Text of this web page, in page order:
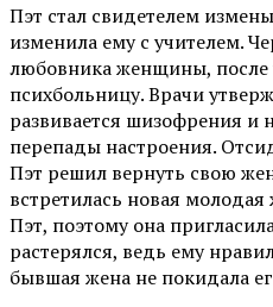
Пэт стал свидетелем
изменила ему с учителем.
любовника женщины, после
психбольницу. Врачи
развивается шизофрения и
перепады настроения.
Пэт решил вернуть свою
встретилась новая
Пэт, поэтому она
растерялся, ведь ему
бывшая жена не покидала